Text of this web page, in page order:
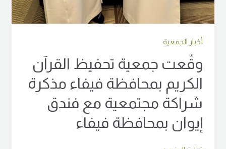
أخبار الجمعية
وقّعت جمعية تحفيظ القرآن
الكريم بمحافظة فيفاء مذكرة
شراكة مجتمعية مع فندق
إيوان بمحافظة فيفاء